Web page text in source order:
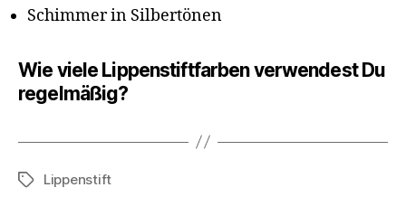
Schimmer in Silbertönen
Wie viele Lippenstiftfarben verwendest Du
regelmäßig?
Schlagwörter
Lippenstift